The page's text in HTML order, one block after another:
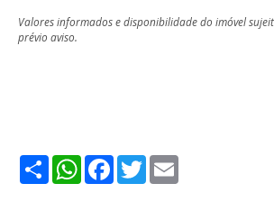
Valores informados e disponibilidade do imóvel
prévio aviso.
ShareWhatsApp
Facebook
Twitter